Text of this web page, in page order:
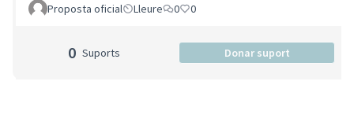
Proposta oficial Lleure 0 0
0 Suports Donar suport